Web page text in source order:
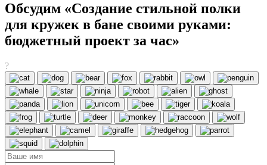
Обсудим «Создание стильной полки
для кружек в бане своими руками:
бюджетный проект за час»
?